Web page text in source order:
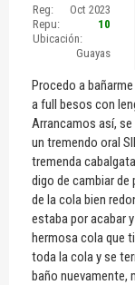
Reg:
Oct 2023
Repu:
10
Ubicación:
Guayas
Procedo a
a full besos con
Arrancamos así,
un tremendo oral
tremenda
digo de cambiar de
de la cola bien
estaba por acabar
hermosa cola que
toda la cola y se
baño nuevamente,